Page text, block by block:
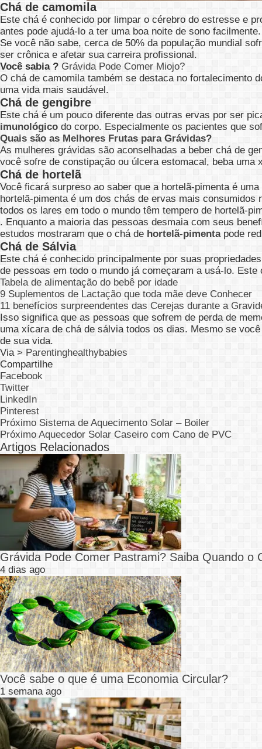
Chá de camomila
Este chá é conhecido por limpar o cérebro do estresse e
antes pode ajudá-lo a ter uma boa noite de sono facilmente.
Se você não sabe, cerca de 50% da população mundial
ser crônica e afetar sua carreira profissional.
Você sabia ? Grávida Pode Comer Miojo?
O chá de camomila também se destaca no fortalecimento
uma vida mais saudável.
Chá de gengibre
Este chá é um pouco diferente das outras ervas por ser
imunológico do corpo. Especialmente os pacientes que
Quais são as Melhores Frutas para Grávidas?
As mulheres grávidas são aconselhadas a beber chá de
você sofre de constipação ou úlcera estomacal, beba uma
Chá de hortelã
Você ficará surpreso ao saber que a hortelã-pimenta é
hortelã-pimenta é um dos chás de ervas mais
todos os lares em todo o mundo têm tempero de hortelã-
. Enquanto a maioria das pessoas desmaia com seus
estudos mostraram que o chá de hortelã-pimentapode
Chá de Sálvia
Este chá é conhecido principalmente por suas
de pessoas em todo o mundo já começaram a usá-lo.
Tabela de alimentação do bebê por idade
9 Suplementos de Lactação que toda mãe deve Conhecer
11 benefícios surpreendentes das Cerejas durante a
Isso significa que as pessoas que sofrem de perda de
uma xícara de chá de sálvia todos os dias. Mesmo se
de sua vida.
Via > Parentinghealthybabies
Compartilhe
Facebook
Twitter
LinkedIn
Pinterest
Próximo Sistema de Aquecimento Solar – Boiler
Próximo Aquecedor Solar Caseiro com Cano de PVC
Artigos Relacionados
Grávida Pode Comer Pastrami? Saiba Quando o
4 dias ago
Você sabe o que é uma Economia Circular?
1 semana ago